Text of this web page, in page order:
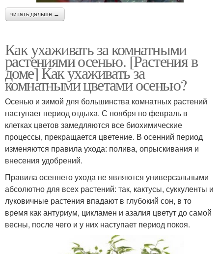
читать дальше →
Как ухаживать за комнатными
растениями осенью. [Растения в
доме] Как ухаживать за
комнатными цветами осенью?
Осенью и зимой для большинства комнатных растений
наступает период отдыха. С ноября по февраль в
клетках цветов замедляются все биохимические
процессы, прекращается цветение. В осенний период
изменяются правила ухода: полива, опрыскивания и
внесения удобрений.
Правила осеннего ухода не являются универсальными
абсолютно для всех растений: так, кактусы, суккуленты и
луковичные растения впадают в глубокий сон, в то
время как антуриум, цикламен и азалия цветут до самой
весны, после чего и у них наступает период покоя.